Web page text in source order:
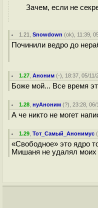
Зачем, если не
1.21 ,Snowdown (ok), 11:39,
Починили ведро до
1.27 ,Аноним (-), 18:37, 05/11/
Боже мой... Все время
1.28 ,нуАноним (?), 23:28, 06/
А че никто не могет
1.29 ,Тот_Самый_Анонимус (
«Свободное» это ядро
Мишаня не удалял моих